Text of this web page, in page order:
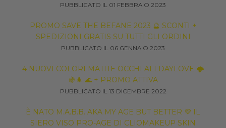
PUBBLICATO IL 01 FEBBRAIO 2023
PROMO SAVE THE BEFANE 2023 🔮 SCONTI +
SPEDIZIONI GRATIS SU TUTTI GLI ORDINI
PUBBLICATO IL 06 GENNAIO 2023
4 NUOVI COLORI MATITE OCCHI ALLDAYLOVE 🌩
🍇🌲 🌊 + PROMO ATTIVA
PUBBLICATO IL 13 DICEMBRE 2022
È NATO M.A.B.B. AKA MY AGE BUT BETTER 💜 IL
SIERO VISO PRO-AGE DI CLIOMAKEUP SKIN